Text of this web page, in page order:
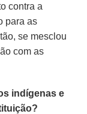
contra a
para as
se mesclou
com as
indígenas e